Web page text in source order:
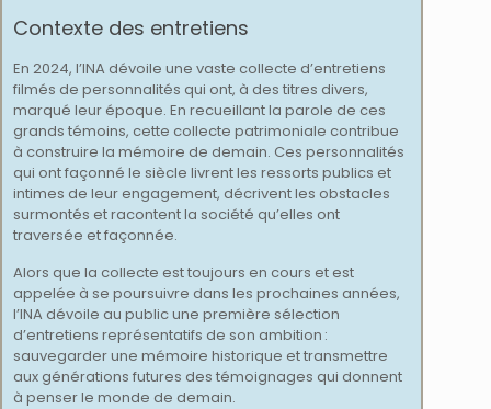
Contexte des entretiens
En 2024, l’INA dévoile une vaste collecte d’entretiens
filmés de personnalités qui ont, à des titres divers,
marqué leur époque. En recueillant la parole de ces
grands témoins, cette collecte patrimoniale contribue
à construire la mémoire de demain. Ces personnalités
qui ont façonné le siècle livrent les ressorts publics et
intimes de leur engagement, décrivent les obstacles
surmontés et racontent la société qu’elles ont
traversée et façonnée.
Alors que la collecte est toujours en cours et est
appelée à se poursuivre dans les prochaines années,
l’INA dévoile au public une première sélection
d’entretiens représentatifs de son ambition :
sauvegarder une mémoire historique et transmettre
aux générations futures des témoignages qui donnent
à penser le monde de demain.